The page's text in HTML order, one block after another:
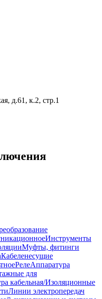
д.61, к.2, стр.1
Инструменты
Муфты, фитинги
Кабеленесущие
РелеАппаратура
для
кабельная/Изоляционные
Линии электропередач